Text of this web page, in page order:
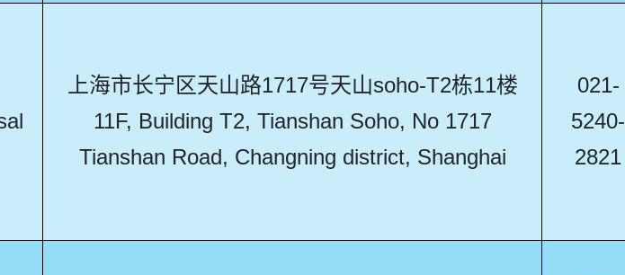
上海市长宁区天山路1717号天山soho-T2栋11楼
11F, Building T2, Tianshan Soho, No 1717
Tianshan Road, Changning district, Shanghai
021-
5240-
2821